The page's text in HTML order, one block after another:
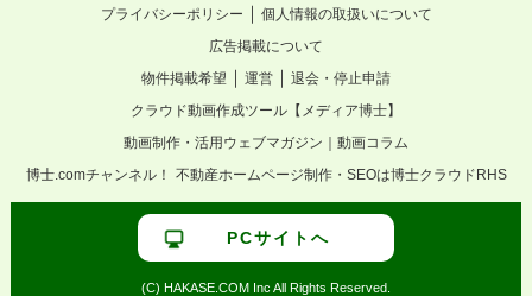
プライバシーポリシー ｜ 個人情報の取扱いについて
広告掲載について
物件掲載希望 ｜ 運営 ｜ 退会・停止申請
クラウド動画作成ツール【メディア博士】
動画制作・活用ウェブマガジン｜動画コラム
博士.comチャンネル！
不動産ホームページ制作・SEOは博士クラウドRHS
PCサイトへ
(C) HAKASE.COM Inc All Rights Reserved.